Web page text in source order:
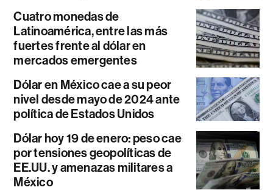
Cuatro monedas de
Latinoamérica, entre las más
fuertes frente al dólar en
mercados emergentes
Dólar en México cae a su peor
nivel desde mayo de 2024 ante
política de Estados Unidos
Dólar hoy 19 de enero: peso cae
por tensiones geopolíticas de
EE.UU. y amenazas militares a
México